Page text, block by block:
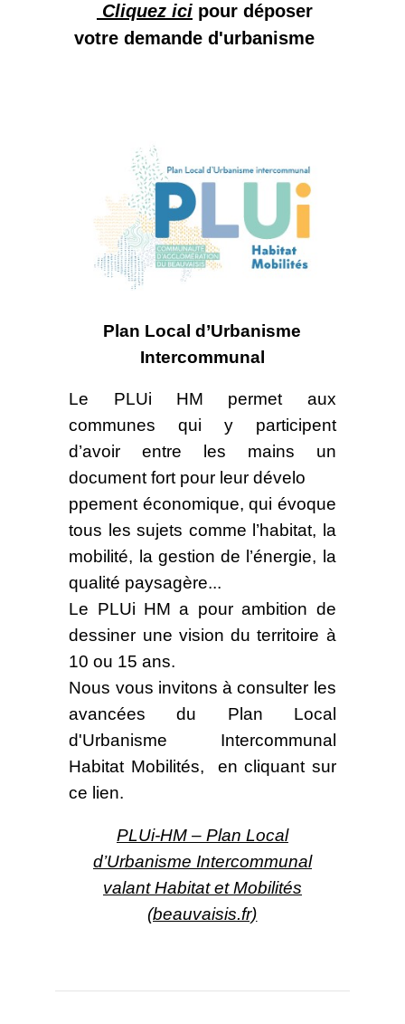
Cliquez icipour déposer
votre demande d'urbanisme
Plan Local d’Urbanisme
Intercommunal
Le PLUi HM permet aux
communes qui y participent
d’avoir entre les mains un
document fort pour leur dévelo
ppement économique, qui évoque
tous les sujets comme l’habitat, la
mobilité, la gestion de l’énergie, la
qualité paysagère...
Le PLUi HM a pour ambition de
dessiner une vision du territoire à
10 ou 15 ans.
Nous vous invitons à consulter les
avancées du Plan Local
d'Urbanisme Intercommunal
Habitat Mobilités, en cliquant sur
ce lien.
PLUi-HM – Plan Local
d’Urbanisme Intercommunal
valant Habitat et Mobilités
(beauvaisis.fr)